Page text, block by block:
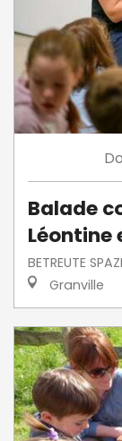
Balade
Léontine
BETREUTE
Granville